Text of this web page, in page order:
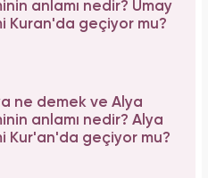
anlamı nedir? Umay
Kuran'da geçiyor mu?
ne demek ve Alya
anlamı nedir? Alya
Kur'an'da geçiyor mu?